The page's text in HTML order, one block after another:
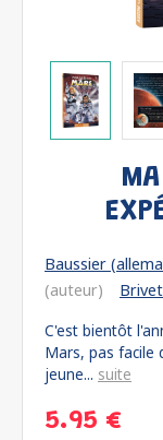
Baussier
(auteur)
C'est bientôt
Mars, pas facile
jeune... suite
5.95 €